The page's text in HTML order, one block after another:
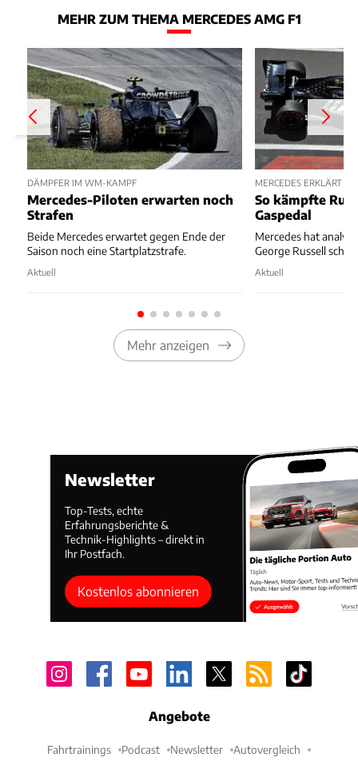
MEHR ZUM THEMA MERCEDES AMG F1
DÄMPFER IM WM-KAMPF
Mercedes-Piloten erwarten noch
Strafen
Beide Mercedes erwartet gegen Ende der
Saison noch eine Startplatzstrafe.
Aktuell
MERCEDES ERKLÄRT
So kämpfte
Gaspedal
Mercedes hat
George Russell
Aktuell
Mehr anzeigen
Newsletter
Top-Tests, echte
Erfahrungsberichte &
Technik-Highlights – direkt in
Ihr Postfach.
Kostenlos abonnieren
Angebote
Fahrtrainings Podcast Newsletter Autovergleich